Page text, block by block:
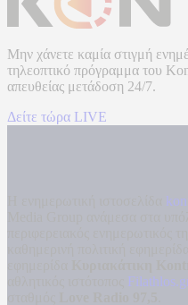
Μην χάνετε καμία στιγμή
τηλεοπτικό πρόγραμμα του
απευθείας μετάδοση 24/7.
Δείτε τώρα LIVE